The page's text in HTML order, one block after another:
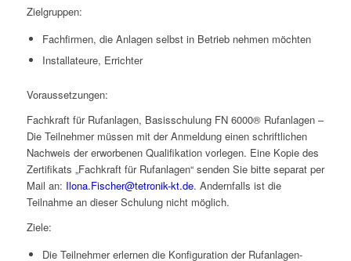
Zielgruppen:
Fachfirmen, die Anlagen selbst in Betrieb nehmen möchten
Installateure, Errichter
Voraussetzungen:
Fachkraft für Rufanlagen, Basisschulung FN 6000® Rufanlagen –
Die Teilnehmer müssen mit der Anmeldung einen schriftlichen
Nachweis der erworbenen Qualifikation vorlegen. Eine Kopie des
Zertifikats „Fachkraft für Rufanlagen“ senden Sie bitte separat per
Mail an: Ilona.Fischer@tetronik-kt.de. Andernfalls ist die
Teilnahme an dieser Schulung nicht möglich.
Ziele:
Die Teilnehmer erlernen die Konfiguration der Rufanlagen-